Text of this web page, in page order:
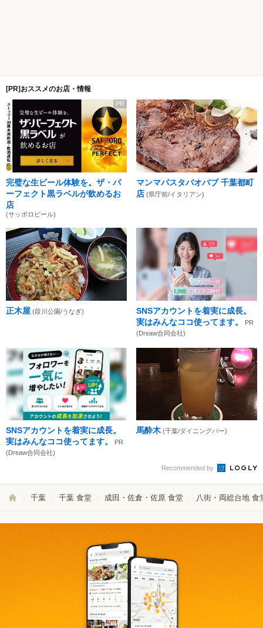
[PR]おススメのお店・情報
PR
完璧な生ビール体験を。ザ・パ
ーフェクト黒ラベルが飲めるお
店
(サッポロビール)
マンマパスタバオバブ 千葉都町
店 (県庁前/イタリアン)
正木屋 (葭川公園/うなぎ)
SNSアカウントを着実に成長。
実はみんなココ使ってます。
PR
(Dreaw合同会社)
SNSアカウントを着実に成長。
実はみんなココ使ってます。
PR
(Dreaw合同会社)
馬酔木 (千葉/ダイニングバー)
Recommended by
千葉 千葉 食堂 成田・佐倉・佐原 食堂 八街・両総台地 食